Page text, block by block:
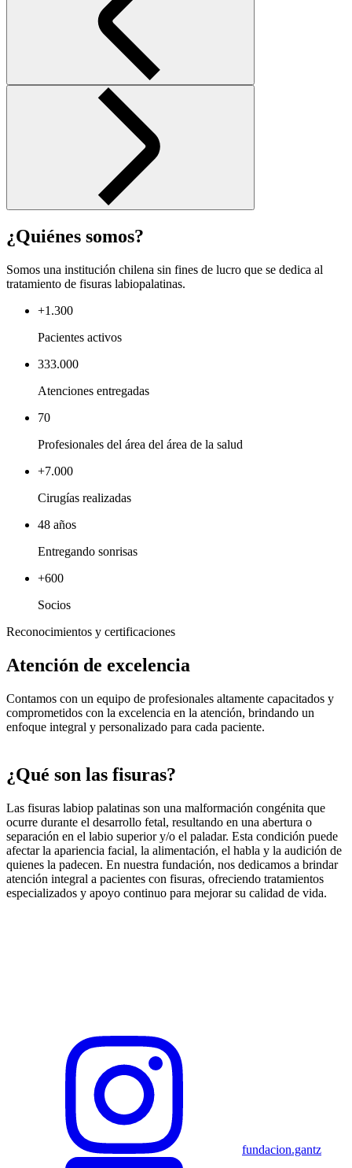
¿Quiénes somos?
Somos una institución chilena sin fines de lucro que se dedica al
tratamiento de fisuras labiopalatinas.
+1.300
Pacientes activos
333.000
Atenciones entregadas
70
Profesionales del área del área de la salud
+7.000
Cirugías realizadas
48 años
Entregando sonrisas
+600
Socios
Reconocimientos y certificaciones
Atención de excelencia
Contamos con un equipo de profesionales altamente capacitados y
comprometidos con la excelencia en la atención, brindando un
enfoque integral y personalizado para cada paciente.
¿Qué son las fisuras?
Las fisuras labiop palatinas son una malformación congénita que
ocurre durante el desarrollo fetal, resultando en una abertura o
separación en el labio superior y/o el paladar. Esta condición puede
afectar la apariencia facial, la alimentación, el habla y la audición de
quienes la padecen. En nuestra fundación, nos dedicamos a brindar
atención integral a pacientes con fisuras, ofreciendo tratamientos
especializados y apoyo continuo para mejorar su calidad de vida.
fundacion.gantz